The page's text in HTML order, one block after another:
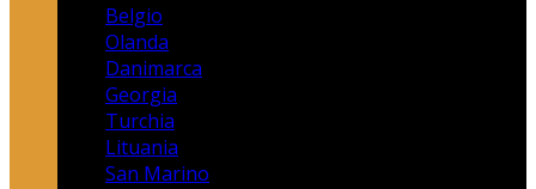
Belgio
Olanda
Danimarca
Georgia
Turchia
Lituania
San Marino